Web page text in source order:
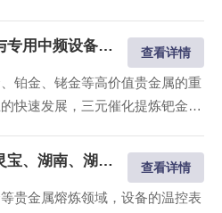
频小型炼金炉凭借性价比突出、
湖南、湖北、灵宝、河北私人炼
同时大量...
三元催化提炼钯金工艺与专用中频设备选型指南 查看详情
铂金、铑金等高价值贵金属的重
快速发展，三元催化提炼钯金成
温性能、温控表现、物料富集
炉无法适配提炼需求，需选用专
阳万乐...
中频熔金炉为什么成为灵宝、湖南、湖北贵金属熔炼首选 查看详情
贵金属熔炼领域，设备的温控表